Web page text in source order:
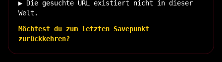
▶ Die gesuchte URL existiert nicht in dieser
Welt.
Möchtest du zum letzten Savepunkt
zurückkehren?